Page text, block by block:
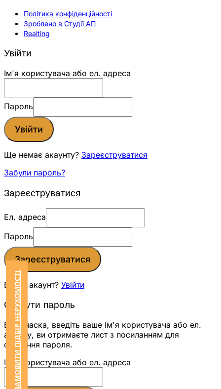
Політика конфіденційності
Зроблено в Студії АП
Realting
ЗАМОВИТИ ПІДБІР НЕРУХОМОСТІ
Увійти
Ім'я користувача або ел. адреса
Пароль
Увійти
Ще немає акаунту? Зареєструватися
Забули пароль?
Зареєструватися
Ел. адреса
Пароль
Зареєструватися
Вже є акаунт? Увійти
Скинути пароль
Будь ласка, введіть ваше ім'я користувача або ел.
адресу, ви отримаєте лист з посиланням для
скидання пароля.
Ім'я користувача або ел. адреса